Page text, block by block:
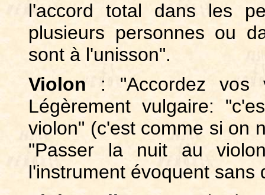
l'accord total dans les
plusieurs personnes ou
sont à l'unisson".
Violon : "Accordez vos
Légèrement vulgaire:
violon" (c'est comme si on
"Passer la nuit au
l'instrument évoquent